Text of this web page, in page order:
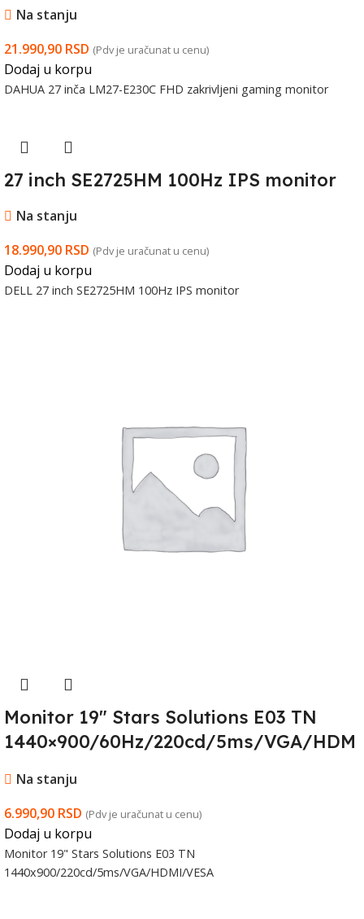
Na stanju
21.990,90 RSD (Pdv je uračunat u cenu)
Dodaj u korpu
DAHUA 27 inča LM27-E230C FHD zakrivljeni gaming monitor
27 inch SE2725HM 100Hz IPS monitor
Na stanju
18.990,90 RSD (Pdv je uračunat u cenu)
Dodaj u korpu
DELL 27 inch SE2725HM 100Hz IPS monitor
Monitor 19″ Stars Solutions E03 TN
1440×900/60Hz/220cd/5ms/VGA/HDM
Na stanju
6.990,90 RSD (Pdv je uračunat u cenu)
Dodaj u korpu
Monitor 19" Stars Solutions E03 TN
1440x900/220cd/5ms/VGA/HDMI/VESA